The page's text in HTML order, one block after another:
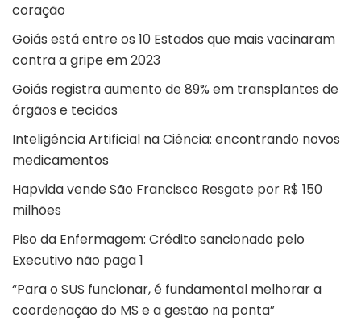
coração
Goiás está entre os 10 Estados que mais vacinaram
contra a gripe em 2023
Goiás registra aumento de 89% em transplantes de
órgãos e tecidos
Inteligência Artificial na Ciência: encontrando novos
medicamentos
Hapvida vende São Francisco Resgate por R$ 150
milhões
Piso da Enfermagem: Crédito sancionado pelo
Executivo não paga 1
“Para o SUS funcionar, é fundamental melhorar a
coordenação do MS e a gestão na ponta”